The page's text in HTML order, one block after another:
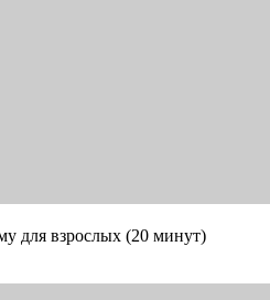
для взрослых (20 минут)